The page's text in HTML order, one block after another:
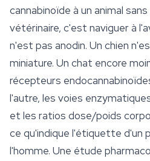
cannabinoïde à un animal
vétérinaire, c'est naviguer à
n'est pas anodin. Un chien
miniature. Un chat encore
récepteurs
l'autre, les voies
et les ratios dose/poids
ce qu'indique l'étiquette d'un
l'homme. Une étude